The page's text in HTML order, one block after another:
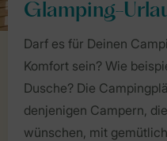
Glamping-
Darf es für Deinen
Komfort sein? Wie
Dusche? Die
denjenigen Campern,
wünschen, mit